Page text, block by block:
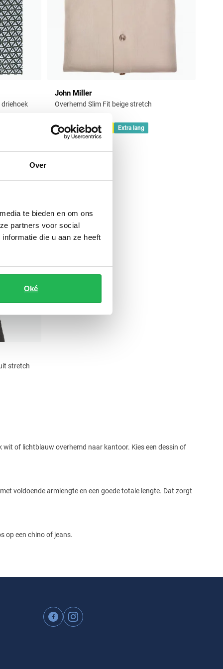
Over
te bieden en om ons
partners voor social
die u aan ze heeft
Oké
John Miller
Overhemd Slim Fit beige stretch
€ 159,95 Nieuw Extra lang
stretch
of lichtblauw overhemd naar kantoor. Kies een dessin of
voldoende armlengte en een goede totale lengte. Dat zorgt
op een chino of jeans.